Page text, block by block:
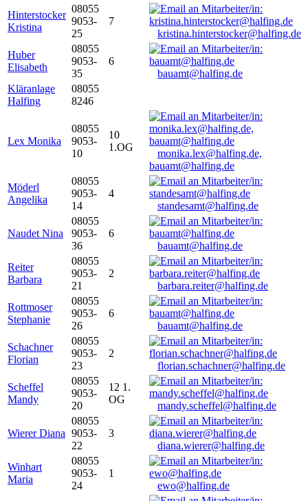
Hinterstocker
Kristina
08055
9053-
25
7
kristina.hinterstocker@halfing.de
Huber
Elisabeth
08055
9053-
35
6
bauamt@halfing.de
Kläranlage
Halfing
08055
8246
Lex Monika
08055
9053-
10
10
1.OG
monika.lex@halfing.de,
bauamt@halfing.de
Möderl
Angelika
08055
9053-
14
4
standesamt@halfing.de
Naudet Nina
08055
9053-
36
6
bauamt@halfing.de
Reiter
Barbara
08055
9053-
21
2
barbara.reiter@halfing.de
Rottmoser
Stephanie
08055
9053-
26
6
bauamt@halfing.de
Schachner
Florian
08055
9053-
23
2
florian.schachner@halfing.de
Scheffel
Mandy
08055
9053-
20
12 1.
OG
mandy.scheffel@halfing.de
Wierer Diana
08055
9053-
22
3
diana.wierer@halfing.de
Winhart
Maria
08055
9053-
24
1
ewo@halfing.de